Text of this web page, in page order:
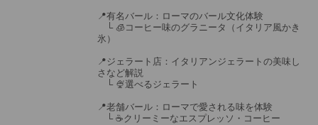
📍有名バール：ローマのバール文化体験
└ 🧊コーヒー味のグラニータ（イタリア風かき
氷）
📍ジェラート店：イタリアンジェラートの美味し
さなど解説
└ 🍨選べるジェラート
📍老舗バール：ローマで愛される味を体験
└ ☕クリーミーなエスプレッソ・コーヒー